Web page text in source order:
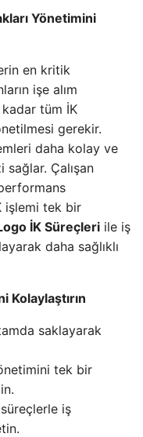
Yönetimini
en kritik
işe alım
tüm İK
gerekir.
daha kolay ve
sağlar. Çalışan
işlemi tek bir
İK Süreçleri ile iş
daha sağlıklı
Kolaylaştırın
saklayarak
tek bir
iş